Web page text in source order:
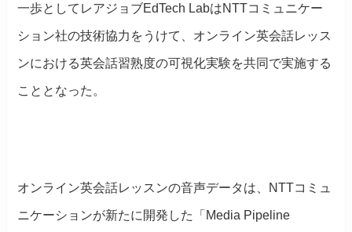
一歩としてレアジョブEdTech LabはNTTコミュニケー
ション社の技術協力をうけて、オンライン英会話レッス
ンにおける英会話習熟度の可視化実験を共同で実施する
こととなった。
オンライン英会話レッスンの音声データは、NTTコミュ
ニケーションが新たに開発した「Media Pipeline